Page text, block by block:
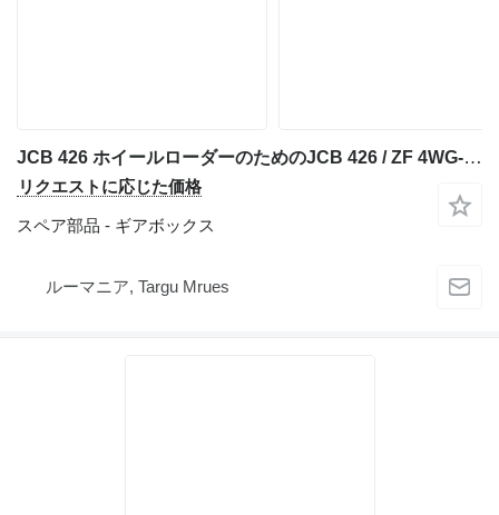
JCB 426 ホイールローダーのためのJCB 426 / ZF 4WG-160 ギアボックス
リクエストに応じた価格
スペア部品 - ギアボックス
ルーマニア, Targu Mrues